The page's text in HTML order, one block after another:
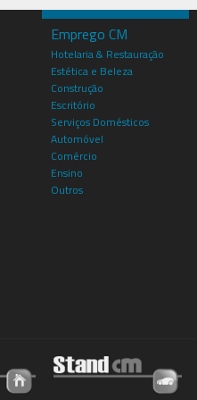
Emprego CM
Hotelaria & Restauração
Estética e Beleza
Construção
Escritório
Serviços Domésticos
Automóvel
Comércio
Ensino
Outros